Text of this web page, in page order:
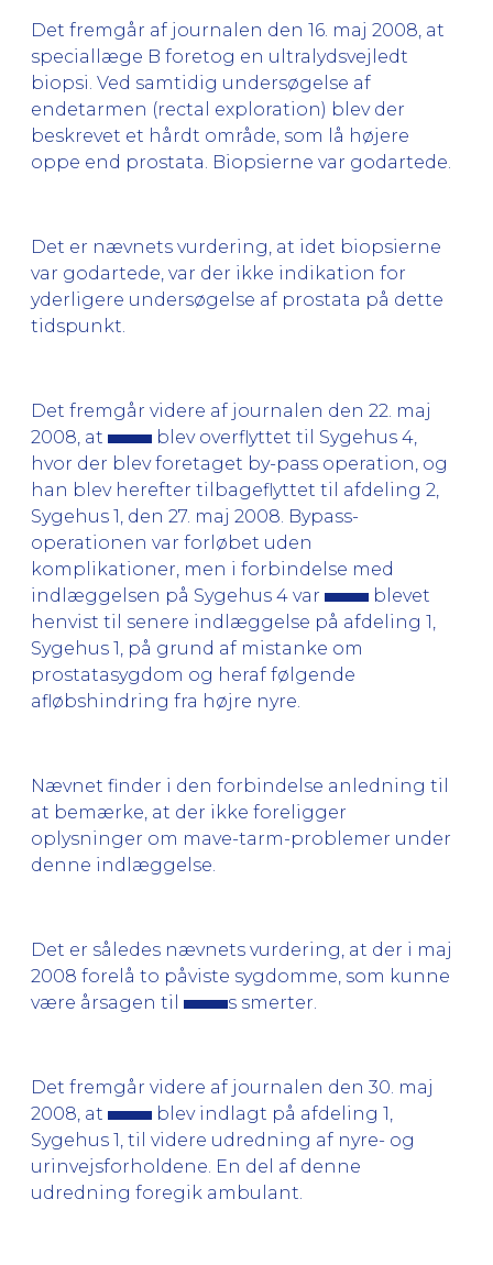
Det fremgår af journalen den 16. maj 2008, at
speciallæge B foretog en ultralydsvejledt
biopsi. Ved samtidig undersøgelse af
endetarmen (rectal exploration) blev der
beskrevet et hårdt område, som lå højere
oppe end prostata. Biopsierne var godartede.
Det er nævnets vurdering, at idet biopsierne
var godartede, var der ikke indikation for
yderligere undersøgelse af prostata på dette
tidspunkt.
Det fremgår videre af journalen den 22. maj
2008, at
blev overflyttet til Sygehus 4,
hvor der blev foretaget by-pass operation, og
han blev herefter tilbageflyttet til afdeling 2,
Sygehus 1, den 27. maj 2008. Bypass-
operationen var forløbet uden
komplikationer, men i forbindelse med
indlæggelsen på Sygehus 4 var
blevet
henvist til senere indlæggelse på afdeling 1,
Sygehus 1, på grund af mistanke om
prostatasygdom og heraf følgende
afløbshindring fra højre nyre.
Nævnet finder i den forbindelse anledning til
at bemærke, at der ikke foreligger
oplysninger om mave-tarm-problemer under
denne indlæggelse.
Det er således nævnets vurdering, at der i maj
2008 forelå to påviste sygdomme, som kunne
være årsagen til
s smerter.
Det fremgår videre af journalen den 30. maj
2008, at
blev indlagt på afdeling 1,
Sygehus 1, til videre udredning af nyre- og
urinvejsforholdene. En del af denne
udredning foregik ambulant.